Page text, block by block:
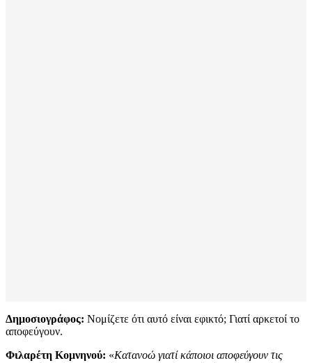
Δημοσιογράφος: Νομίζετε ότι αυτό είναι εφικτό; Γιατί αρκετοί το
αποφεύγουν.
Φιλαρέτη Κομνηνού: «Κατανοώ γιατί κάποιοι αποφεύγουν τις